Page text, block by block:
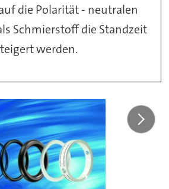
die Polarität - neutralen
Schmierstoff die Standzeit
werden.